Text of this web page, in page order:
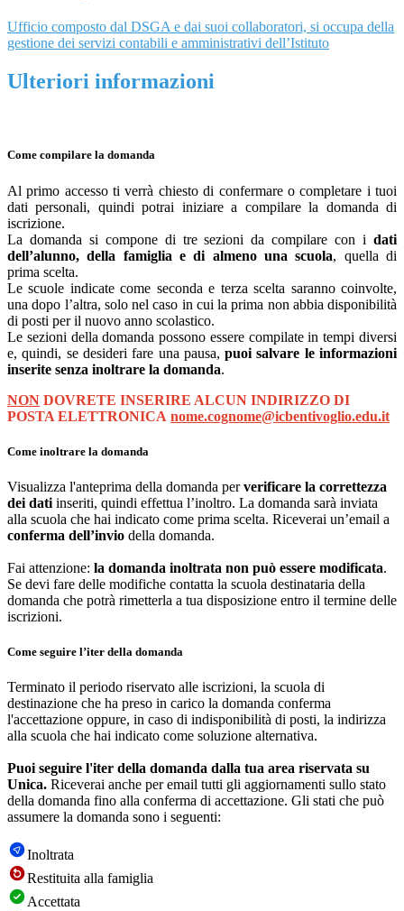
Ufficio composto dal DSGA e dai suoi collaboratori, si occupa della
gestione dei servizi contabili e amministrativi dell’Istituto
Ulteriori informazioni
Come compilare la domanda
Al primo accesso ti verrà chiesto di confermare o completare i tuoi
dati personali, quindi potrai iniziare a compilare la domanda di
iscrizione.
La domanda si compone di tre sezioni da compilare con i dati
dell’alunno, della famiglia e di almeno una scuola, quella di
prima scelta.
Le scuole indicate come seconda e terza scelta saranno coinvolte,
una dopo l’altra, solo nel caso in cui la prima non abbia disponibilità
di posti per il nuovo anno scolastico.
Le sezioni della domanda possono essere compilate in tempi diversi
e, quindi, se desideri fare una pausa,puoi salvare le informazioni
inserite senza inoltrare la domanda.
NON DOVRETE INSERIRE ALCUN INDIRIZZO DI
POSTA ELETTRONICA nome.cognome@icbentivoglio.edu.it
Come inoltrare la domanda
Visualizza l'anteprima della domanda perverificare la correttezza
dei dati inseriti, quindi effettua l’inoltro. La domanda sarà inviata
alla scuola che hai indicato come prima scelta. Riceverai un’email a
conferma dell’invio della domanda.
Fai attenzione: la domanda inoltrata non può essere modificata.
Se devi fare delle modifiche contatta la scuola destinataria della
domanda che potrà rimetterla a tua disposizione entro il termine delle
iscrizioni.
Come seguire l’iter della domanda
Terminato il periodo riservato alle iscrizioni, la scuola di
destinazione che ha preso in carico la domanda conferma
l'accettazione oppure, in caso di indisponibilità di posti, la indirizza
alla scuola che hai indicato come soluzione alternativa.
Puoi seguire l'iter della domanda dalla tua area riservata su
Unica. Riceverai anche per email tutti gli aggiornamenti sullo stato
della domanda fino alla conferma di accettazione. Gli stati che può
assumere la domanda sono i seguenti:
Inoltrata
Restituita alla famiglia
Accettata